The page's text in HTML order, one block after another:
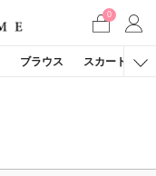
0
ブラウス スカート